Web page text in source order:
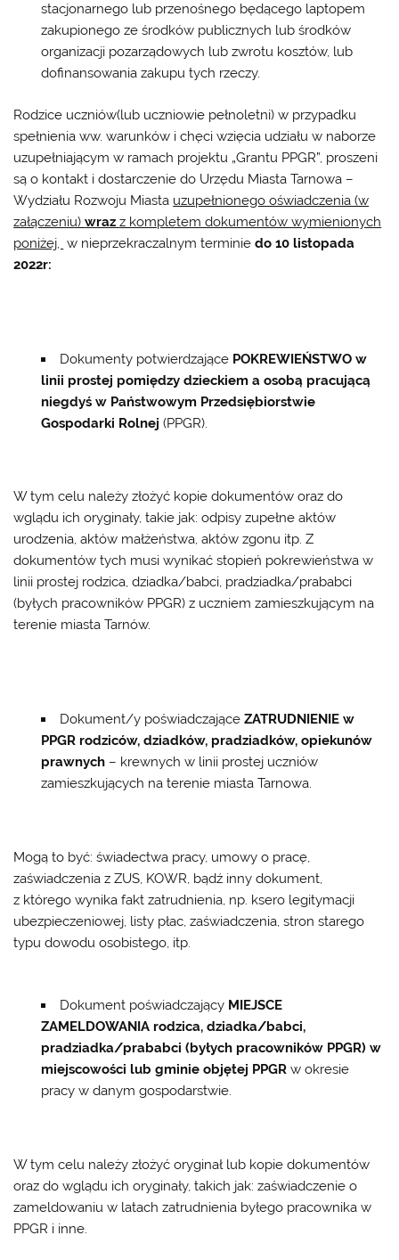
stacjonarnego lub przenośnego będącego laptopem
zakupionego ze środków publicznych lub środków
organizacji pozarządowych lub zwrotu kosztów, lub
dofinansowania zakupu tych rzeczy.
Rodzice uczniów(lub uczniowie pełnoletni) w przypadku
spełnienia ww. warunków i chęci wzięcia udziału w naborze
uzupełniającym w ramach projektu „Grantu PPGR”, proszeni
są o kontakt i dostarczenie do Urzędu Miasta Tarnowa –
Wydziału Rozwoju Miasta uzupełnionego oświadczenia (w
załączeniu)wrazz kompletem dokumentów wymienionych
poniżej, w nieprzekraczalnym terminiedo 10 listopada
2022r:
Dokumenty potwierdzającePOKREWIEŃSTWO w
linii prostej pomiędzy dzieckiem a osobą pracującą
niegdyś w Państwowym Przedsiębiorstwie
Gospodarki Rolnej (PPGR).
W tym celu należy złożyć kopie dokumentów oraz do
wglądu ich oryginały, takie jak: odpisy zupełne aktów
urodzenia, aktów małżeństwa, aktów zgonu itp. Z
dokumentów tych musi wynikać stopień pokrewieństwa w
linii prostej rodzica, dziadka/babci, pradziadka/prababci
(byłych pracowników PPGR) z uczniem zamieszkującym na
terenie miasta Tarnów.
Dokument/y poświadczająceZATRUDNIENIE w
PPGR rodziców, dziadków, pradziadków, opiekunów
prawnych– krewnych w linii prostej uczniów
zamieszkujących na terenie miasta Tarnowa.
Mogą to być: świadectwa pracy, umowy o pracę,
zaświadczenia z ZUS, KOWR, bądź inny dokument,
z którego wynika fakt zatrudnienia, np. ksero legitymacji
ubezpieczeniowej, listy płac, zaświadczenia, stron starego
typu dowodu osobistego, itp.
Dokument poświadczającyMIEJSCE
ZAMELDOWANIA rodzica, dziadka/babci,
pradziadka/prababci (byłych pracowników PPGR) w
miejscowości lub gminie objętej PPGRw okresie
pracy w danym gospodarstwie.
W tym celu należy złożyć oryginał lub kopie dokumentów
oraz do wglądu ich oryginały, takich jak: zaświadczenie o
zameldowaniu w latach zatrudnienia byłego pracownika w
PPGR i inne.